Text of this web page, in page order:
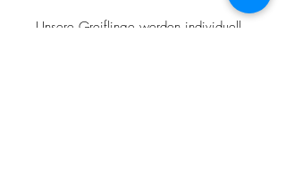
Unsere Greiflinge werden individuell